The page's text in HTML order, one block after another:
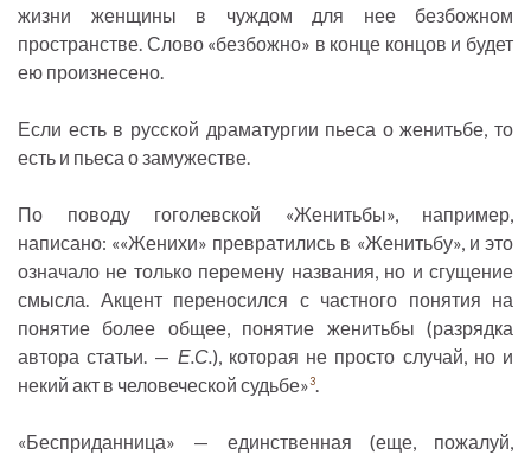
жизни женщины в чуждом для нее безбожном
пространстве. Слово «безбожно» в конце концов и будет
ею произнесено.
Если есть в русской драматургии пьеса о женитьбе, то
есть и пьеса о замужестве.
По поводу гоголевской «Женитьбы», например,
написано: ««Женихи» превратились в «Женитьбу», и это
означало не только перемену названия, но и сгущение
смысла. Акцент переносился с частного понятия на
понятие более общее, понятие женитьбы (разрядка
автора статьи. — Е.С.), которая не просто случай, но и
некий акт в человеческой судьбе»3.
«Бесприданница» — единственная (еще, пожалуй,